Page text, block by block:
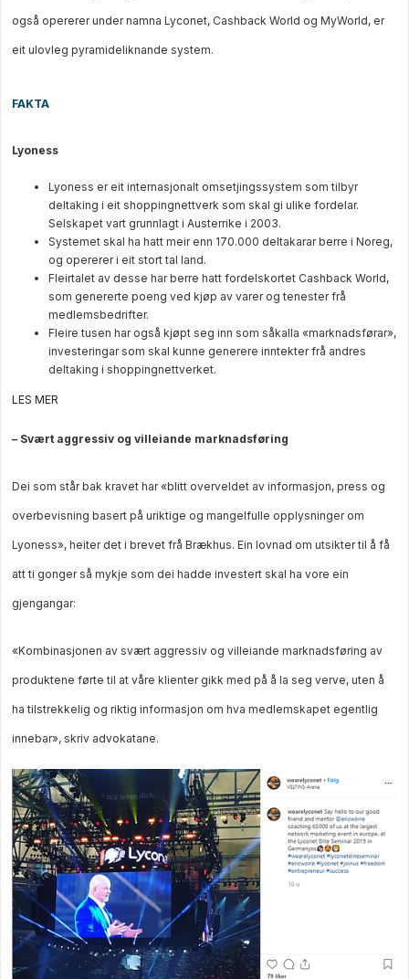
også opererer under namna Lyconet, Cashback World og MyWorld, er
eit ulovleg pyramideliknande system.
FAKTA
Lyoness
Lyoness er eit internasjonalt omsetjingssystem som tilbyr
deltaking i eit shoppingnettverk som skal gi ulike fordelar.
Selskapet vart grunnlagt i Austerrike i 2003.
Systemet skal ha hatt meir enn 170.000 deltakarar berre i Noreg,
og opererer i eit stort tal land.
Fleirtalet av desse har berre hatt fordelskortet Cashback World,
som genererte poeng ved kjøp av varer og tenester frå
medlemsbedrifter.
Fleire tusen har også kjøpt seg inn som såkalla «marknadsførar»,
investeringar som skal kunne generere inntekter frå andres
deltaking i shoppingnettverket.
LES MER
– Svært aggressiv og villeiande marknadsføring
Dei som står bak kravet har «blitt overveldet av informasjon, press og
overbevisning basert på uriktige og mangelfulle opplysninger om
Lyoness», heiter det i brevet frå Brækhus. Ein lovnad om utsikter til å få
att ti gonger så mykje som dei hadde investert skal ha vore ein
gjengangar:
«Kombinasjonen av svært aggressiv og villeiande marknadsføring av
produktene førte til at våre klienter gikk med på å la seg verve, uten å
ha tilstrekkelig og riktig informasjon om hva medlemskapet egentlig
innebar», skriv advokatane.